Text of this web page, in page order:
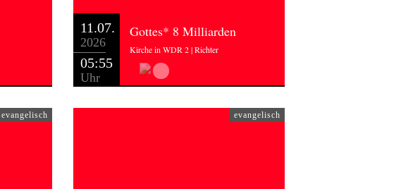
11.07.
2026
05:55
Uhr
Gottes* 8 Milliarden
Kirche in WDR 2 | Richter
evangelisch evangelisch